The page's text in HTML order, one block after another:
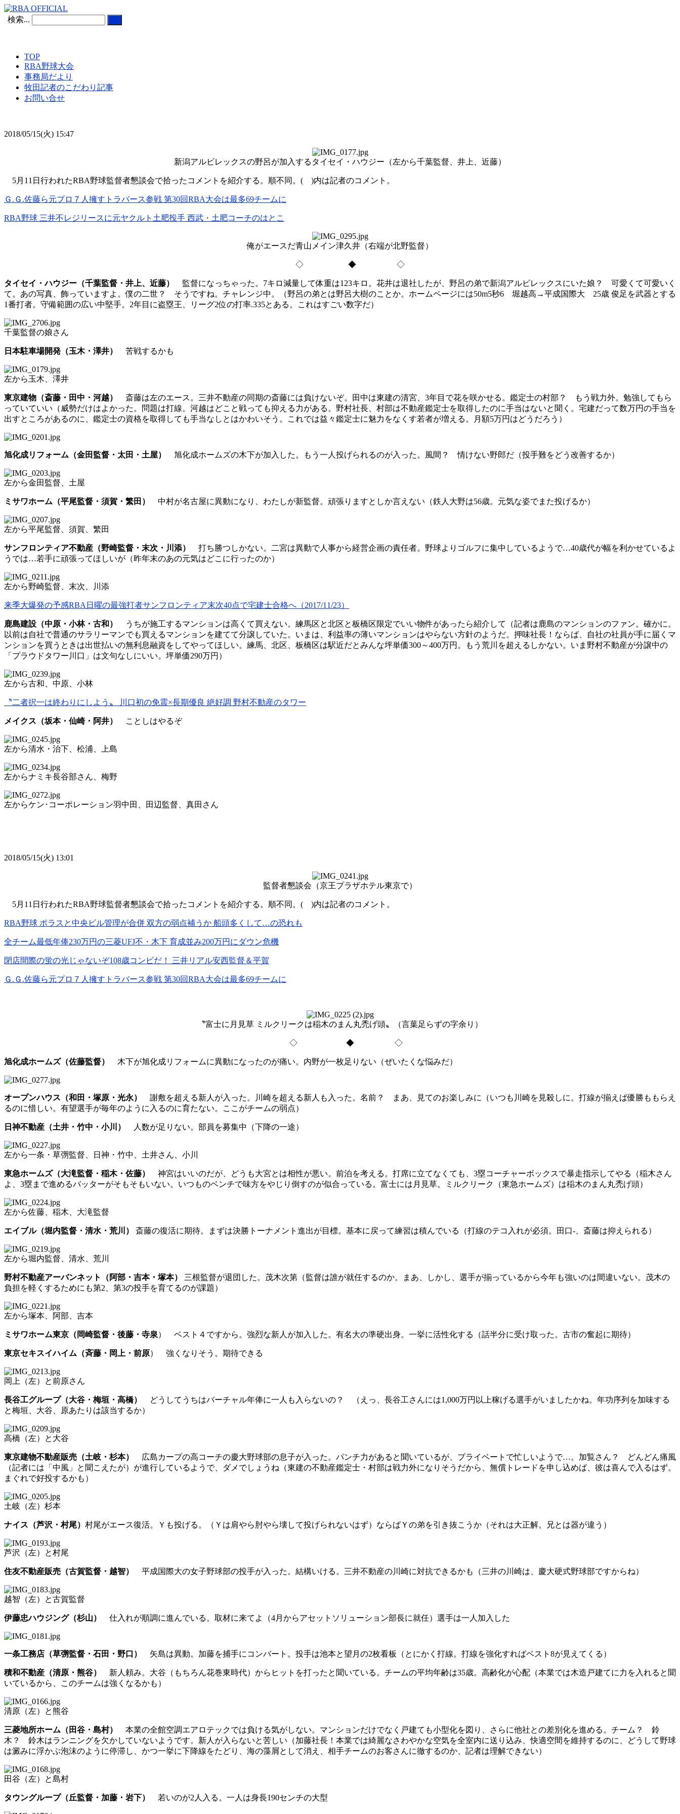
検索...
TOP
RBA野球大会
事務局だより
牧田記者のこだわり記事
お問い合せ
2018/05/15(火) 15:47
新潟アルビレックスの野呂が加入するタイセイ・ハウジー（左から千葉監督、井上、近藤）
5月11日行われたRBA野球監督者懇談会で拾ったコメントを紹介する。順不同。( )内は記者のコメント。
Ｇ.Ｇ.佐藤ら元プロ７人擁すトラバース参戦 第30回RBA大会は最多69チームに
RBA野球 三井不レジリースに元ヤクルト土肥投手 西武・土肥コーチのはとこ
俺がエースだ青山メイン津久井（右端が北野監督）
◇ ◆ ◇
タイセイ・ハウジー（千葉監督・井上、近藤）
監督になっちゃった。7キロ減量して体重は123キロ。花井は退社したが、野呂の弟で新潟アルビレックスにいた娘？ 可愛くて可愛いく
て。あの写真、飾っていますよ。僕の二世？ そうですね。チャレンジ中。（野呂の弟とは野呂大樹のことか。ホームページには50m5秒6 堀越高→平成国際大 25歳 俊足を武器とする
1番打者。守備範囲の広い中堅手。2年目に盗塁王、リーグ2位の打率.335とある。これはすごい数字だ）
千葉監督の娘さん
日本駐車場開発（玉木・澤井） 苦戦するかも
左から玉木、澤井
東京建物（斎藤・田中・河越）
斎藤は左のエース。三井不動産の同期の斎藤には負けないぞ。田中は東建の清宮、3年目で花を咲かせる。鑑定士の村部？ もう戦力外。勉強してもら
っていていい（威勢だけはよかった。問題は打線。河越はどこと戦っても抑える力がある。野村社長、村部は不動産鑑定士を取得したのに手当はないと聞く。宅建だって数万円の手当を
出すところがあるのに、鑑定士の資格を取得しても手当なしとはかわいそう。これでは益々鑑定士に魅力をなくす若者が増える。月額5万円はどうだろう）
旭化成リフォーム（金田監督・太田・土屋） 旭化成ホームズの木下が加入した。もう一人投げられるのが入った。風間？ 情けない野郎だ（投手難をどう改善するか）
左から金田監督、土屋
ミサワホーム（平尾監督・須賀・繁田） 中村が名古屋に異動になり、わたしが新監督。頑張りますとしか言えない（鉄人大野は56歳。元気な姿でまた投げるか）
左から平尾監督、須賀、繁田
サンフロンティア不動産（野崎監督・末次・川添）
打ち勝つしかない。二宮は異動で人事から経営企画の責任者。野球よりゴルフに集中しているようで…40歳代が幅を利かせているよ
うでは…若手に頑張ってほしいが（昨年末のあの元気はどこに行ったのか）
左から野崎監督、末次、川添
来季大爆発の予感RBA日曜の最強打者サンフロンティア末次40点で宅建士合格へ（2017/11/23）
鹿島建設（中原・小林・古和）
うちが施工するマンションは高くて買えない。練馬区と北区と板橋区限定でいい物件があったら紹介して（記者は鹿島のマンションのファン。確かに。
以前は自社で普通のサラリーマンでも買えるマンションを建てて分譲していた。いまは、利益率の薄いマンションはやらない方針のようだ。押味社長！ならば、自社の社員が手に届くマ
ンションを買うときは出世払いの無利息融資をしてやってほしい。練馬、北区、板橋区は駅近だとみんな坪単価300～400万円。もう荒川を超えるしかない。いま野村不動産が分譲中の
「プラウドタワー川口」は文句なしにいい。坪単価290万円）
左から古和、中原、小林
〝二者択一は終わりにしよう〟 川口初の免震×長期優良 絶好調 野村不動産のタワー
メイクス（坂本・仙崎・阿井） ことしはやるぞ
左から清水・治下、松浦、上島
左からナミキ長谷部さん、梅野
左からケン･コーポレーション羽中田、田辺監督、真田さん
2018/05/15(火) 13:01
監督者懇談会（京王プラザホテル東京で）
5月11日行われたRBA野球監督者懇談会で拾ったコメントを紹介する。順不同。( )内は記者のコメント。
RBA野球 ポラスと中央ビル管理が合併 双方の弱点補うか 船頭多くして…の恐れも
全チーム最低年俸230万円の三菱UFJ不・木下 育成並み200万円にダウン危機
閉店間際の蛍の光じゃないぞ108歳コンビだ！ 三井リアル安西監督＆平賀
Ｇ.Ｇ.佐藤ら元プロ７人擁すトラバース参戦 第30回RBA大会は最多69チームに
〝富士に月見草 ミルクリークは稲木のまん丸禿げ頭〟（言葉足らずの字余り）
◇ ◆ ◇
旭化成ホームズ（佐藤監督） 木下が旭化成リフォームに異動になったのが痛い。内野が一枚足りない（ぜいたくな悩みだ）
オープンハウス（和田・塚原・光永）
謝敷を超える新人が入った。川崎を超える新人も入った。名前？ まあ、見てのお楽しみに（いつも川崎を見殺しに。打線が揃えば優勝ももらえ
るのに惜しい。有望選手が毎年のように入るのに育たない。ここがチームの弱点）
日神不動産（土井・竹中・小川） 人数が足りない。部員を募集中（下降の一途）
左から一条・草彅監督、日神・竹中、土井さん、小川
東急ホームズ（大滝監督・稲木・佐藤）
神宮はいいのだが、どうも大宮とは相性が悪い。前泊を考える。打席に立てなくても、3塁コーチャーボックスで暴走指示してやる（稲木さん
よ、3塁まで進めるバッターがそもそもいない。いつものベンチで味方をやじり倒すのが似合っている。富士には月見草。ミルクリーク（東急ホームズ）は稲木のまん丸禿げ頭）
左から佐藤、稲木、大滝監督
エイブル（堀内監督・清水・荒川） 斎藤の復活に期待。まずは決勝トーナメント進出が目標。基本に戻って練習は積んでいる（打線のテコ入れが必須。田口-、斎藤は抑えられる）
左から堀内監督、清水、荒川
野村不動産アーバンネット（阿部・吉本・塚本）
三根監督が退団した。茂木次第（監督は誰が就任するのか。まあ、しかし、選手が揃っているから今年も強いのは間違いない。茂木の
負担を軽くするためにも第2、第3の投手を育てるのが課題）
左から塚本、阿部、吉本
ミサワホーム東京（岡崎監督・後藤・寺泉） ベスト４ですから。強烈な新人が加入した。有名大の準硬出身。一挙に活性化する（話半分に受け取った。古市の奮起に期待）
東京セキスイハイム（斉藤・岡上・前原） 強くなりそう。期待できる
岡上（左）と前原さん
長谷工グループ（大谷・梅垣・高橋）
どうしてうちはバーチャル年俸に一人も入らないの？ （えっ、長谷工さんには1,000万円以上稼げる選手がいましたかね。年功序列を加味する
と梅垣、大谷、原あたりは該当するか）
高橋（左）と大谷
東京建物不動産販売（土岐・杉本）
広島カープの高コーチの慶大野球部の息子が入った。パンチ力があると聞いているが、プライベートで忙しいようで…。加覧さん？ どんどん痛風
（記者には「中風」と聞こえたが）が進行しているようで、ダメでしょうね（東建の不動産鑑定士・村部は戦力外になりそうだから、無償トレードを申し込めば、彼は喜んで入るはず。
まぐれで好投するかも）
土岐（左）杉本
ナイス（芦沢・村尾） 村尾がエース復活。Ｙも投げる。（Ｙは肩やら肘やら壊して投げられないはず）ならばＹの弟を引き抜こうか（それは大正解。兄とは器が違う）
芦沢（左）と村尾
住友不動産販売（古賀監督・越智） 平成国際大の女子野球部の投手が入った。結構いける。三井不動産の川崎に対抗できるかも（三井の川崎は、慶大硬式野球部ですからね）
越智（左）と古賀監督
伊藤忠ハウジング（杉山） 仕入れが順調に進んでいる。取材に来てよ（4月からアセットソリューション部長に就任）選手は一人加入した
一条工務店（草彅監督・石田・野口） 矢島は異動。加藤を捕手にコンバート。投手は池本と望月の2枚看板（とにかく打線。打線を強化すればベスト8が見えてくる）
積和不動産（清原・熊谷）
新人頼み。大谷（もちろん花巻東時代）からヒットを打ったと聞いている。チームの平均年齢は35歳。高齢化が心配（本業では木造戸建てに力を入れると聞
いているから、このチームは強くなるかも）
清原（左）と熊谷
三菱地所ホーム（田谷・島村）
本業の全館空調エアロテックでは負ける気がしない。マンションだけでなく戸建ても小型化を図り、さらに他社との差別化を進める。チーム？ 鈴
木？ 鈴木はランニングを欠かしていないようです。新人が入らないと苦しい（加藤社長！本業では綺麗なさわやかな空気を全室内に送り込み、快適空間を維持するのに、どうして野球
は澱みに浮かぶ泡沫のように停滞し、かつ一挙に下降線をたどり、海の藻屑として消え、相手チームのお客さんに徹するのか、記者は理解できない）
田谷（左）と島村
タウングループ（丘監督・加藤・岩下） 若いのが2人入る。一人は身長190センチの大型